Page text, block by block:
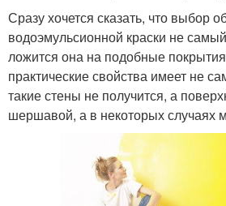
Сразу хочется сказать, что выбор
водоэмульсионной краски не
ложится она на подобные
практические свойства имеет не
такие стены не получится, а
шершавой, а в некоторых случаях